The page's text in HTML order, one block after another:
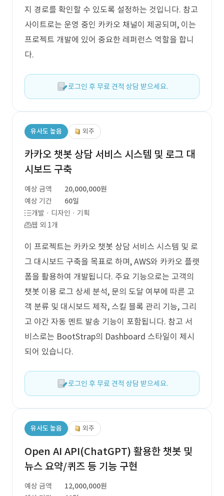
지 경로를 확인할 수 있도록 설정하는 것입니다. 참고
사이트로는 운영 중인 카카오 채널이 제공되며, 이는
프로젝트 개발에 있어 중요한 레퍼런스 역할을 합니
다.
로그인 후 무료 견적 상담 받으세요.
유사도 높음 외주
카카오 챗봇 상담 서비스 시스템 및 로그 대
시보드 구축
예상 금액
20,000,000원
예상 기간
60일
개발 · 디자인 · 기획
웹 외 1개
이 프로젝트는 카카오 챗봇 상담 서비스 시스템 및 로
그 대시보드 구축을 목표로 하며, AWS와 카카오 플랫
폼을 활용하여 개발됩니다. 주요 기능으로는 고객의
챗봇 이용 로그 상세 분석, 문의 도달 여부에 따른 고
객 분류 및 대시보드 제작, 스킬 블록 관리 기능, 그리
고 야간 자동 멘트 발송 기능이 포함됩니다. 참고 서
비스로는 BootStrap의 Dashboard 스타일이 제시
되어 있습니다.
로그인 후 무료 견적 상담 받으세요.
유사도 높음 외주
Open AI API(ChatGPT) 활용한 챗봇 및
뉴스 요약/퀴즈 등 기능 구현
예상 금액
12,000,000원